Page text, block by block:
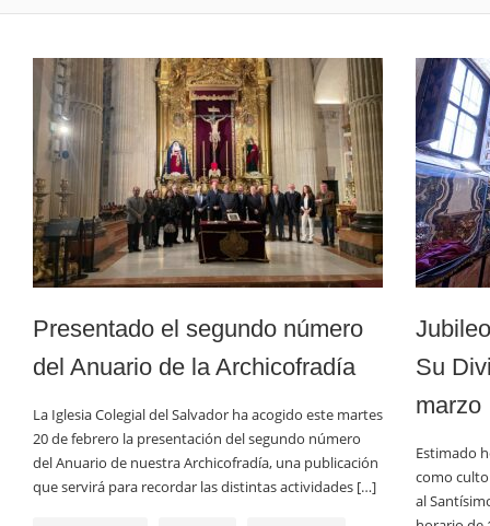
Su
marzo
Estimado
como culto
al
Presentado el segundo número
del Anuario de la Archicofradía
La Iglesia Colegial del Salvador ha acogido este martes
20 de febrero la presentación del segundo número
del Anuario de nuestra Archicofradía, una publicación
que servirá para recordar las distintas actividades […]